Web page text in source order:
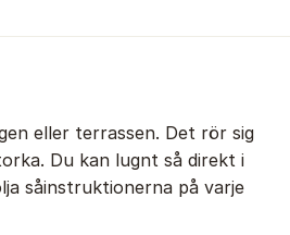
eller terrassen. Det rör sig
Du kan lugnt så direkt i
såinstruktionerna på varje